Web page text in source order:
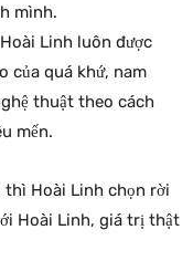
mình.
Linh luôn được
của quá khứ, nam
thuật theo cách
mến.
thì Hoài Linh chọn rời
Hoài Linh, giá trị thật